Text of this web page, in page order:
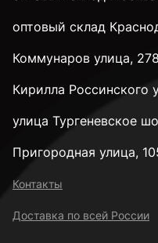
к.п. 12,9
к.п. 14H
оптовый склад
Коммунаров улица,
Кирилла Россинского
улица Тургеневское
Пригородная улица,
Контакты
Доставка по всей России